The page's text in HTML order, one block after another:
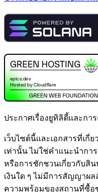
ประกาศเรื่องยูทิลิตี้และกา
เว็บไซต์นี้และเอกสารที่เกี่
เท่านั้น ไม่ใช่คำแนะนำกา
หรือการชักชวนเกี่ยวกับสิ
เงินใด ๆ ไม่มีการสัญญาผล
ความพร้อมของสถานที่ซื้อ